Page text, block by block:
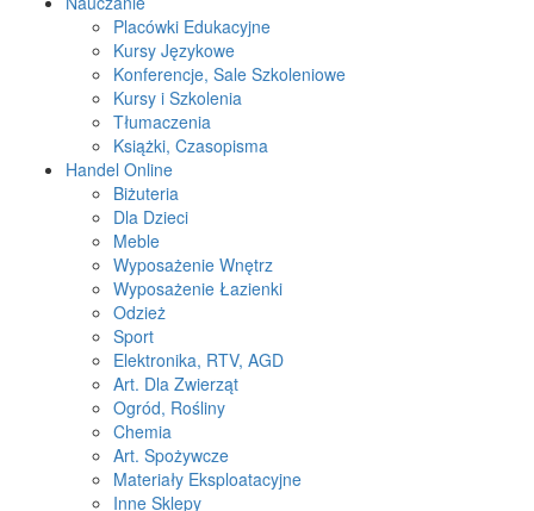
Placówki Edukacyjne
Kursy Językowe
Konferencje, Sale Szkoleniowe
Kursy i Szkolenia
Tłumaczenia
Książki, Czasopisma
Handel Online
Biżuteria
Dla Dzieci
Meble
Wyposażenie Wnętrz
Wyposażenie Łazienki
Odzież
Sport
Elektronika, RTV, AGD
Art. Dla Zwierząt
Ogród, Rośliny
Chemia
Art. Spożywcze
Materiały Eksploatacyjne
Inne Sklepy